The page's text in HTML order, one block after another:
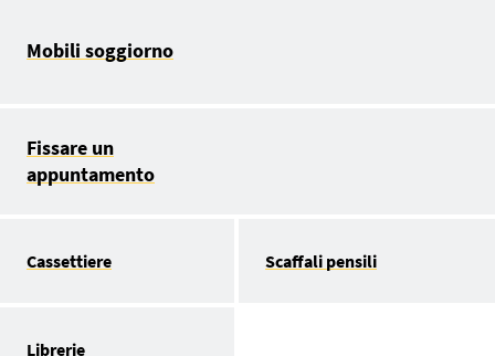
Mobili soggiorno
Fissare un
appuntamento
Cassettiere Scaffali pensili
Librerie